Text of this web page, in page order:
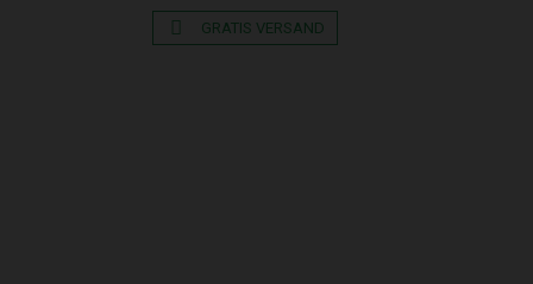
GRATIS VERSAND